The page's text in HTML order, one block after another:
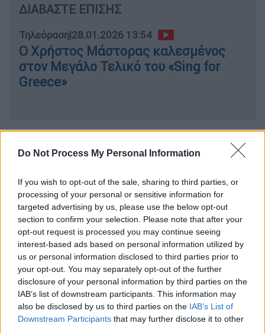
Do Not Process My Personal Information
If you wish to opt-out of the sale, sharing to third parties, or
processing of your personal or sensitive information for
targeted advertising by us, please use the below opt-out
section to confirm your selection. Please note that after your
opt-out request is processed you may continue seeing
interest-based ads based on personal information utilized by
us or personal information disclosed to third parties prior to
your opt-out. You may separately opt-out of the further
disclosure of your personal information by third parties on the
IAB’s list of downstream participants. This information may
also be disclosed by us to third parties on the IAB’s List of
Downstream Participants that may further disclose it to other
ΔΙΑΒΑΣΤΕ ΕΠΙΣΗΣ
Τηλεόραση|28.01.2026 13:54
Ο Χρήστος Μάστορας καλεσμένος
στον Μεγάλο Τελικό του «Sing for
Greece»
συμμετέχουν σε όλα τα εννέα σόου είναι:
Alessandra (Νορβηγία 2023)
Guy Sebastian (Αυστραλία 2015)
Έλενα Παπαρίζου (Ελλάδα 2001, 2005 –
νικήτρια)
Johnny Logan (Ιρλανδία 1980, 1987 –
νικητής)
Katrina (Ηνωμένο Βασίλειο 1997 –
νικήτρια)
Lordi (Φινλανδία 2006 – νικητές)
Verka Serduchka (Ουκρανία 2007)